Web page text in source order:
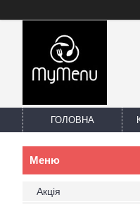
ГОЛОВНА
Акція